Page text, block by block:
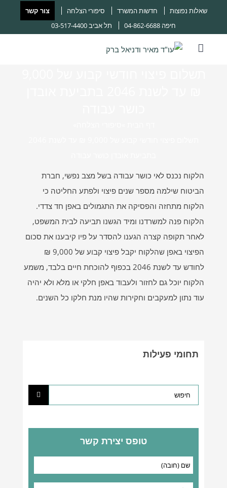
שאלות נפוצות חדשות המשרד סיפורי הצלחה
צור קשר
חיפה 04-862-6688 תל אביב03-517-4400
הלקוח נכנס לאי כושר עבודה בשל מצב נפשי, חברת
הביטוח שילמה מספר שנים פיצוי ולפתע החליטה כי
הלקוח מתחזה והפסיקה את התגמולים באפן חד צדדי.
הלקוח פנה למשרדנו ומיד הגשנו תביעה לבית המשפט,
לאחר תקופה קצרה הגענו להסדר על פיו קיבענו את סכום
הפיצוי באפן שהלקוח יקבל פיצוי קבוע של 9,000 ₪
לחודש עד לשנת 2046 בכפוף להוכחת חיים בלבד, משמע
הלקוח יוכל גם לחזור ולעבוד באפן חלקי או מלא ולא יהיה
עוד נתון למעקבים וחקירות שהיו מנת חלקו כל השנים.
תחומי פעילות
טופס יצירת קשר